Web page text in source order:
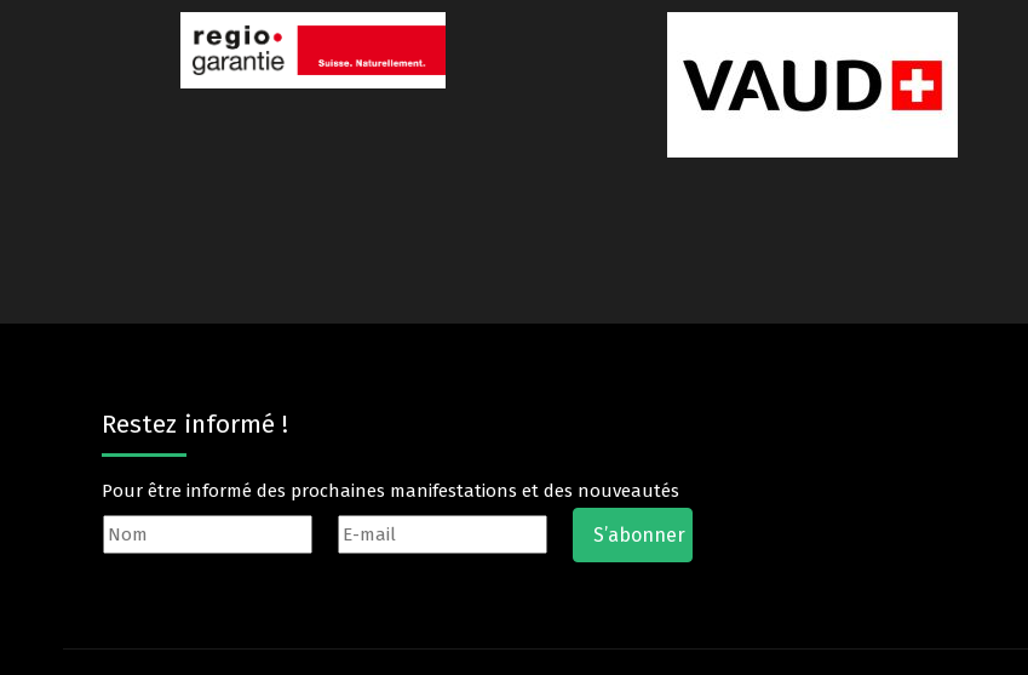
Restez informé !
Pour être informé des prochaines manifestations et des nouveautés